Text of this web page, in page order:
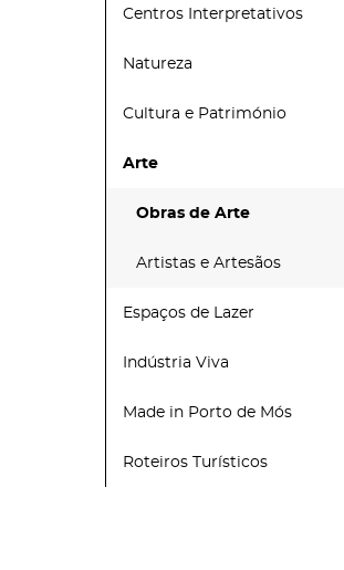
Centros Interpretativos
Natureza
Cultura e Património
Arte
Obras de Arte
Artistas e Artesãos
Espaços de Lazer
Indústria Viva
Made in Porto de Mós
Roteiros Turísticos